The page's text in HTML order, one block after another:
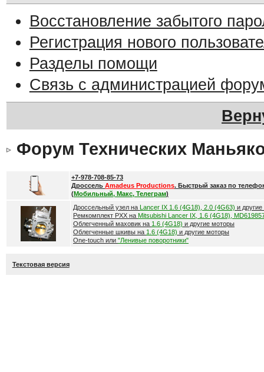
Восстановление забытого
Регистрация нового
Разделы помощи
Связь с администрацией
Форум Технических
+7-978-708-85-73
Дроссель Amadeus Productions. Быстрый заказ по
(Мобильный, Макс, Телеграм)
Дроссельный узел на Lancer IX 1.6 (4G18), 2.0 (4G63) и
Ремкомплект РХХ на Mitsubishi Lancer IX, 1.6 (4G18),
Облегченный маховик на 1.6 (4G18) и другие моторы
Облегченные шкивы на 1.6 (4G18) и другие моторы
One-touch или "Ленивые поворотники"
Текстовая версия